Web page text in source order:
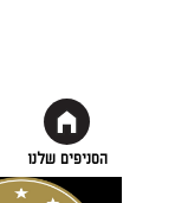
הסניפים שלנו